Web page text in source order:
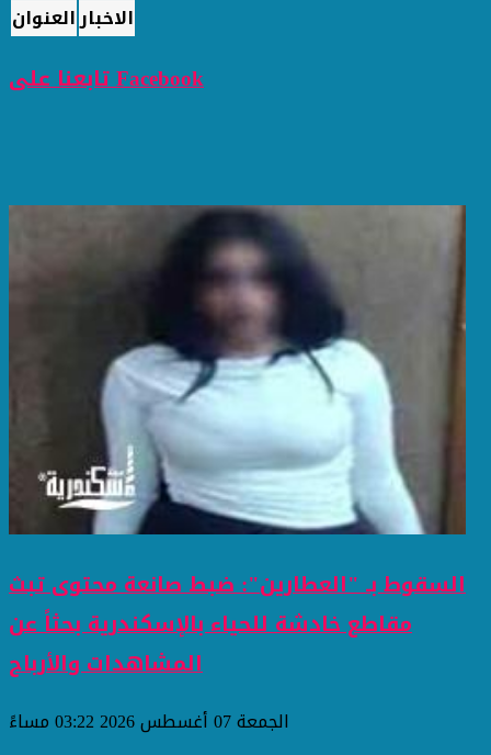
العنوانالاخبار
تابعنا على Facebook
السقوط بـ "العطارين": ضبط صانعة محتوى تبث
مقاطع خادشة للحياء بالإسكندرية بحثاً عن
المشاهدات والأرباح
الجمعة 07 أغسطس 2026 03:22 مساءً